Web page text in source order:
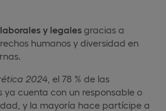
y legales gracias a
humanos y diversidad en
2024 , el 78 % de las
ya cuenta con un responsable o
y la mayoría hace partícipe a